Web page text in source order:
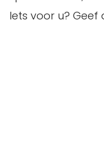
Iets voor u?